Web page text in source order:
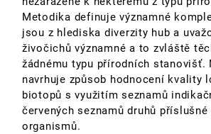
Metodika definuje významné
jsou z hlediska diverzity hub a
živočichů významné a to zvláště
žádnému typu přírodních stanovišť.
navrhuje způsob hodnocení kvality
biotopů s využitím seznamů
červených seznamů druhů
organismů.